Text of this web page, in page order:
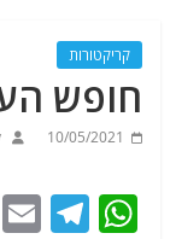
קריקטורות
חופש
10/05/2021
W
T